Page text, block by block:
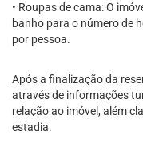
• Roupas de cama: O
banho para o número de
por pessoa.
Após a finalização da
através de informações
relação ao imóvel, além
estadia.